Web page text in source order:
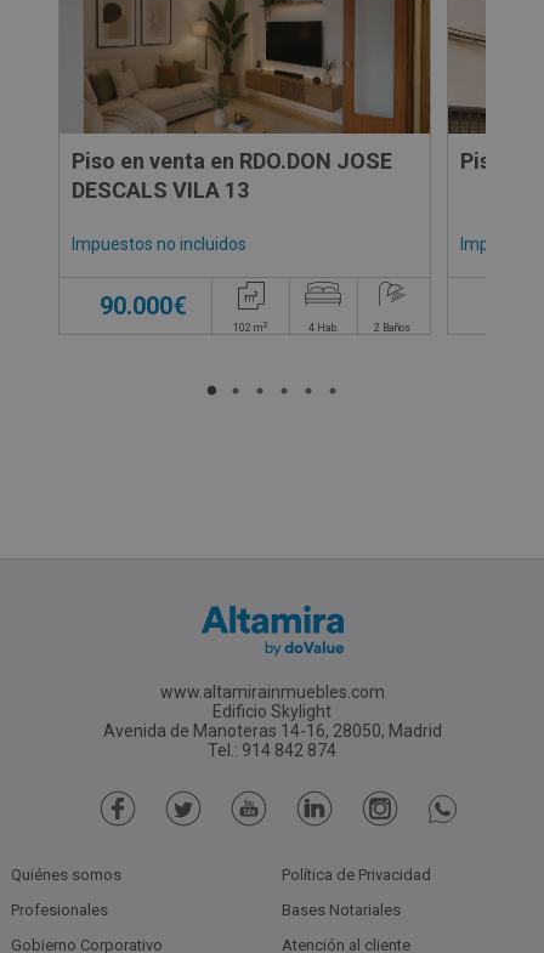
Piso en venta en RDO.DON JOSE
DESCALS VILA 13
Impuestos no incluidos
90.000€
102m2 4 Hab. 2 Baños
Piso en
www.altamirainmuebles.com
Edificio Skylight
Avenida de Manoteras 14-16, 28050, Madrid
Tel.: 914 842 874
Quiénes somos
Profesionales
Gobierno Corporativo
Política de Privacidad
Bases Notariales
Atención al cliente